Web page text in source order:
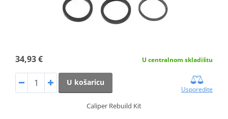
34,93 € U centralnom skladištu
U košaricu
Usporedite
Caliper Rebuild Kit